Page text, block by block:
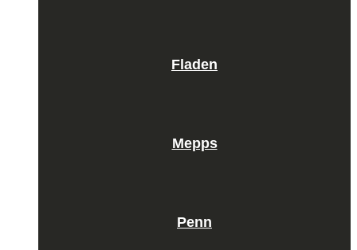
Fladen
Mepps
Penn